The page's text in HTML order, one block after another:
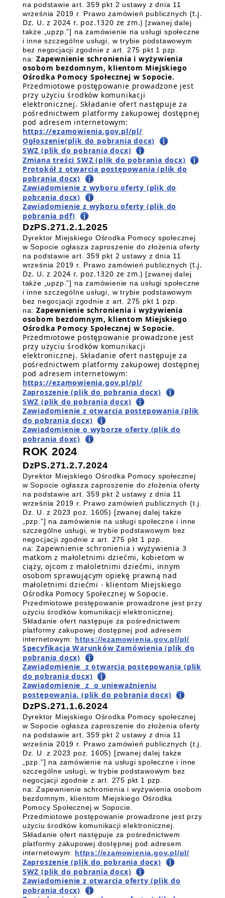
na podstawie art. 359 pkt 2 ustawy z dnia 11
września 2019 r. Prawo zamówień publicznych (t.j.
Dz. U. z 2024 r. poz.1320 ze zm.) [zwanej dalej
także „upzp.”] na zamówienie na usługi społeczne
i inne szczególne usługi, w trybie podstawowym
bez negocjacji zgodnie z art. 275 pkt 1 pzp.
na: Zapewnienie schronienia i wyżywienia
osobom bezdomnym, klientom Miejskiego
Ośrodka Pomocy Społecznej w Sopocie.
Przedmiotowe postępowanie prowadzone jest
przy użyciu środków komunikacji
elektronicznej. Składanie ofert następuje za
pośrednictwem platformy zakupowej dostępnej
pod adresem internetowym:
https://ezamowienia.gov.pl/pl/
Ogłoszenie(plik do pobrania docx)
SWZ (plik do pobrania docx)
Zmiana treści SWZ (plik do pobrania docx)
Protokół z otwarcia postępowania (plik do
pobrania docx)
Zawiadomienie z wyboru oferty (plik do
pobrania docx)
Zawiadomienie z wyboru oferty (plik do
pobrania pdf)
DzPS.271.2.1.2025
Dyrektor Miejskiego Ośrodka Pomocy społecznej
w Sopocie ogłasza zaproszenie do złożenia oferty
na podstawie art. 359 pkt 2 ustawy z dnia 11
września 2019 r. Prawo zamówień publicznych (t.j.
Dz. U. z 2024 r. poz.1320 ze zm.) [zwanej dalej
także „upzp.”] na zamówienie na usługi społeczne
i inne szczególne usługi, w trybie podstawowym
bez negocjacji zgodnie z art. 275 pkt 1 pzp.
na: Zapewnienie schronienia i wyżywienia
osobom bezdomnym, klientom Miejskiego
Ośrodka Pomocy Społecznej w Sopocie.
Przedmiotowe postępowanie prowadzone jest
przy użyciu środków komunikacji
elektronicznej. Składanie ofert następuje za
pośrednictwem platformy zakupowej dostępnej
pod adresem internetowym:
https://ezamowienia.gov.pl/pl/
Zaproszenie (plik do pobrania docx)
SWZ (plik do pobrania docx)
Zawiadomienie z otwarcia postępowania (plik
do pobrania docx)
Zawiadomienie o wyborze oferty (plik do
pobrania doxc)
ROK 2024
DzPS.271.2.7.2024
Dyrektor Miejskiego Ośrodka Pomocy społecznej
w Sopocie ogłasza zaproszenie do złożenia oferty
na podstawie art. 359 pkt 2 ustawy z dnia 11
września 2019 r. Prawo zamówień publicznych (t.j.
Dz. U. z 2023 poz. 1605) [zwanej dalej także
„pzp.”] na zamówienie na usługi społeczne i inne
szczególne usługi, w trybie podstawowym bez
negocjacji zgodnie z art. 275 pkt 1 pzp.
na: Zapewnienie schronienia i wyżywienia 3
matkom z małoletnimi dziećmi, kobietom w
ciąży, ojcom z małoletnimi dziećmi, innym
osobom sprawującym opiekę prawną nad
małoletnimi dziećmi - klientom Miejskiego
Ośrodka Pomocy Społecznej w Sopocie.
Przedmiotowe postępowanie prowadzone jest przy
użyciu środków komunikacji elektronicznej.
Składanie ofert następuje za pośrednictwem
platformy zakupowej dostępnej pod adresem
internetowym: https://ezamowienia.gov.pl/pl/
Specyfikacja Warunków Zamówienia (plik do
pobrania docx)
Zawiadomienie z otwarcia postępowania (plik
do pobrania docx)
Zawiadomienie z o unieważnieniu
postępowania. (plik do pobrania docx)
DzPS.271.1.6.2024
Dyrektor Miejskiego Ośrodka Pomocy społecznej
w Sopocie ogłasza zaproszenie do złożenia oferty
na podstawie art. 359 pkt 2 ustawy z dnia 11
września 2019 r. Prawo zamówień publicznych (t.j.
Dz. U. z 2023 poz. 1605) [zwanej dalej także
„pzp.”] na zamówienie na usługi społeczne i inne
szczególne usługi, w trybie podstawowym bez
negocjacji zgodnie z art. 275 pkt 1 pzp.
na: Zapewnienie schronienia i wyżywienia osobom
bezdomnym, klientom Miejskiego Ośrodka
Pomocy Społecznej w Sopocie.
Przedmiotowe postępowanie prowadzone jest przy
użyciu środków komunikacji elektronicznej.
Składanie ofert następuje za pośrednictwem
platformy zakupowej dostępnej pod adresem
internetowym: https://ezamowienia.gov.pl/pl/
Zaproszenie (plik do pobrania docx)
SWZ (plik do pobrania docx)
Zawiadomienie z otwarcia oferty (plik do
pobrania docx)